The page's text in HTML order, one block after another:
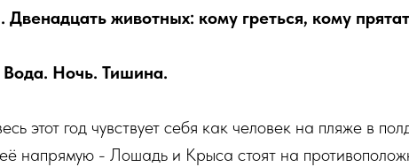
Двенадцать животных: кому греться, кому
Ночь. Тишина.
этот год чувствует себя как человек на пляже в
напрямую - Лошадь и Крыса стоят на